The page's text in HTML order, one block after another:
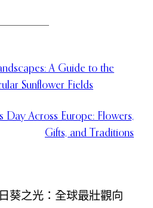
A Guide to the
Sunflower Fields
Day Across Europe: Flowers,
Gifts, and Traditions
葵之光：全球最壯觀向